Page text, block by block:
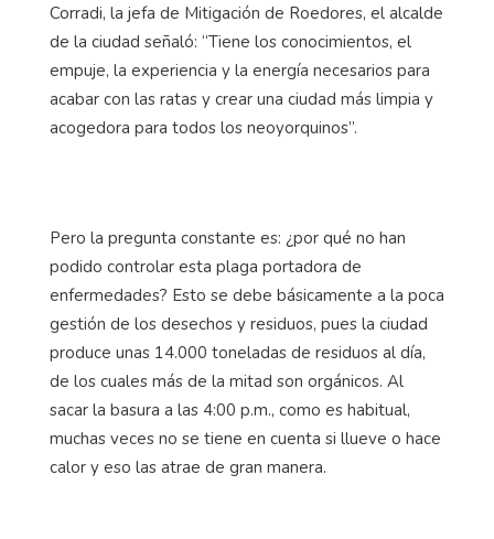
Corradi, la jefa de Mitigación de Roedores, el alcalde
de la ciudad señaló: “Tiene los conocimientos, el
empuje, la experiencia y la energía necesarios para
acabar con las ratas y crear una ciudad más limpia y
acogedora para todos los neoyorquinos”.
Pero la pregunta constante es: ¿por qué no han
podido controlar esta plaga portadora de
enfermedades? Esto se debe básicamente a la poca
gestión de los desechos y residuos, pues la ciudad
produce unas 14.000 toneladas de residuos al día,
de los cuales más de la mitad son orgánicos. Al
sacar la basura a las 4:00 p.m., como es habitual,
muchas veces no se tiene en cuenta si llueve o hace
calor y eso las atrae de gran manera.